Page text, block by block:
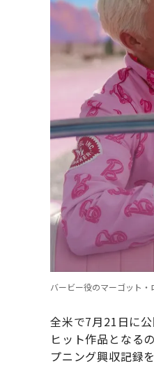
バービー役のマーゴット
全米で7月21日に
ヒット作品となる
プニング興収記録